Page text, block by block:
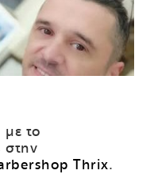
με το
στην
Thrix.